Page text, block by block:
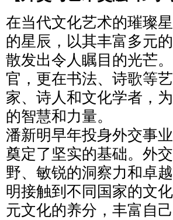
在当代文化艺术的璀璨
的星辰，以其丰富多元
散发出令人瞩目的光芒
官，更在书法、诗歌等
家、诗人和文化学者，
的智慧和力量。
潘新明早年投身外交事
奠定了坚实的基础。外
野、敏锐的洞察力和卓
明接触到不同国家的文
元文化的养分，丰富自